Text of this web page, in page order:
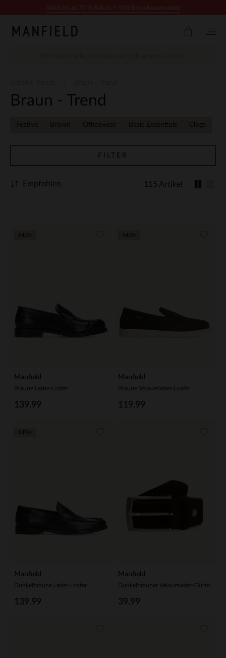
Braun - Trend
Festive Brown Officewear Basic Essentials Clogs
FILTER
115 Artikel
Empfohlen
Manfield
Braune Leder-Loafer
139.99
Manfield
Braune Veloursleder-Loafer
119.99
Manfield
Dunkelbraune Leder-Loafer
139.99
Manfield
Dunkelbrauner Veloursleder-Gürtel
39.99